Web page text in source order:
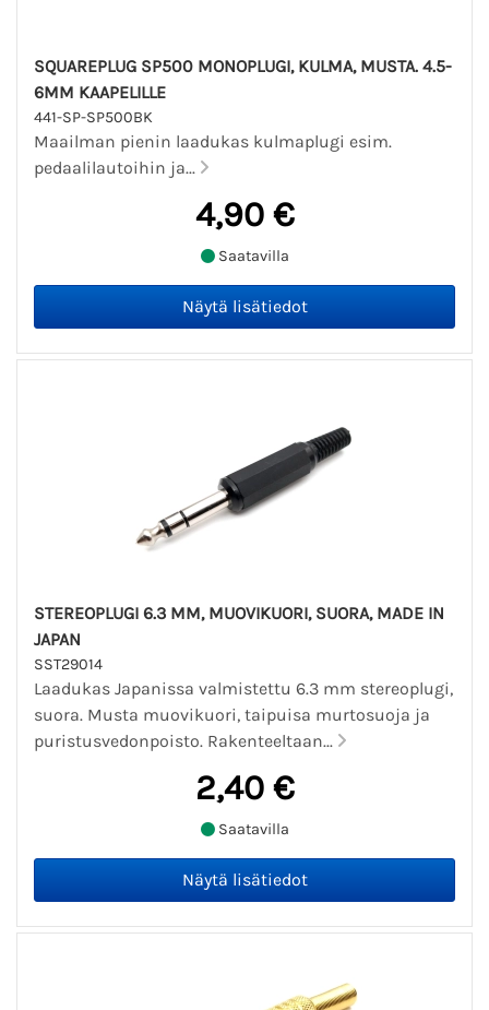
SQUAREPLUG SP500 MONOPLUGI, KULMA, MUSTA. 4.5-
6MM KAAPELILLE
441-SP-SP500BK
Maailman pienin laadukas kulmaplugi esim.
pedaalilautoihin ja...
4,90 €
Saatavilla
STEREOPLUGI 6.3 MM, MUOVIKUORI, SUORA, MADE IN
JAPAN
SST29014
Laadukas Japanissa valmistettu 6.3 mm stereoplugi,
suora. Musta muovikuori, taipuisa murtosuoja ja
puristusvedonpoisto. Rakenteeltaan...
2,40 €
Saatavilla